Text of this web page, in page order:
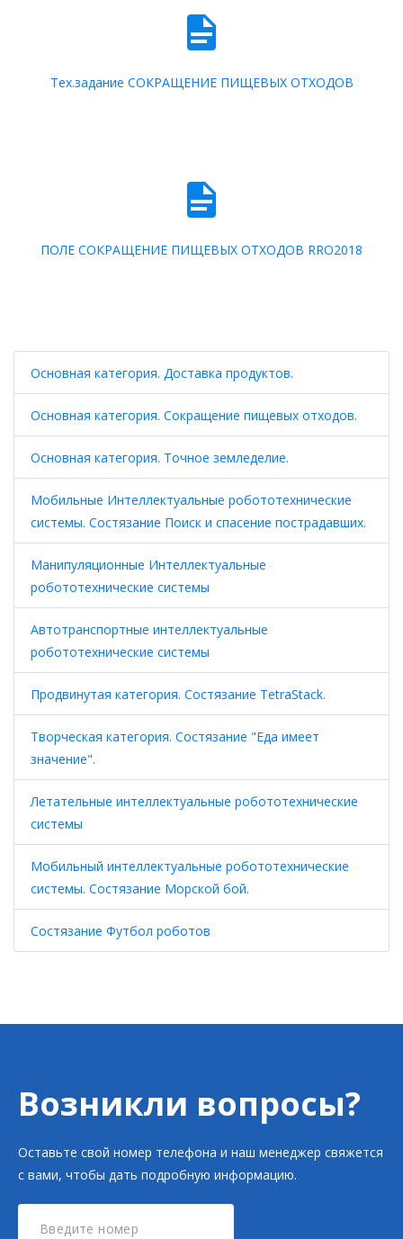
Тех.задание СОКРАЩЕНИЕ ПИЩЕВЫХ ОТХОДОВ
ПОЛЕ СОКРАЩЕНИЕ ПИЩЕВЫХ ОТХОДОВ RRO2018
Основная категория. Доставка продуктов.
Основная категория. Сокращение пищевых отходов.
Основная категория. Точное земледелие.
Мобильные Интеллектуальные робототехнические
системы. Состязание Поиск и спасение пострадавших.
Манипуляционные Интеллектуальные
робототехнические системы
Автотранспортные интеллектуальные
робототехнические системы
Продвинутая категория. Состязание TetraStack.
Творческая категория. Состязание "Еда имеет
значение".
Летательные интеллектуальные робототехнические
системы
Мобильный интеллектуальные робототехнические
системы. Состязание Морской бой.
Состязание Футбол роботов
Возникли вопросы?
Оставьте свой номер телефона и наш менеджер свяжется
с вами, чтобы дать подробную информацию.